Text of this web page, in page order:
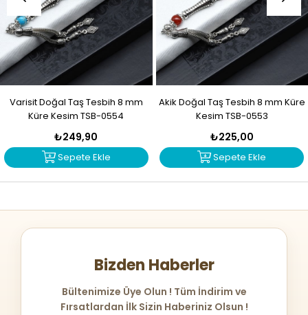
Varisit Doğal Taş Tesbih 8 mm
Küre Kesim TSB-0554
₺249,90
Sepete Ekle
Akik Doğal Taş Tesbih 8 mm Küre
Kesim TSB-0553
₺225,00
Sepete Ekle
Bizden Haberler
Bültenimize Üye Olun ! Tüm İndirim ve
Fırsatlardan İlk Sizin Haberiniz Olsun !